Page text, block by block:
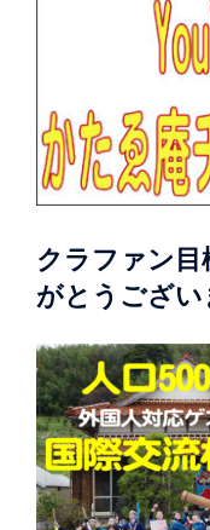
クラファン目
がとうござい